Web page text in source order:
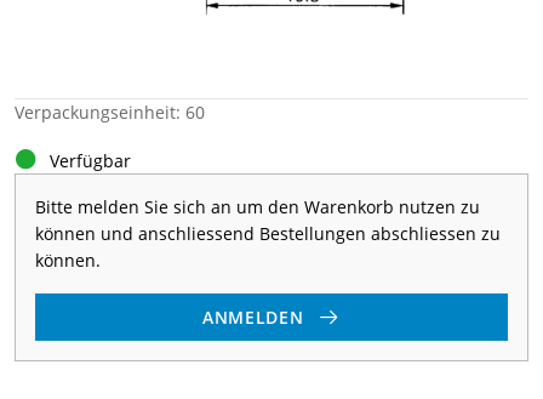
Verpackungseinheit: 60
Verfügbar
Bitte melden Sie sich an um den Warenkorb nutzen zu
können und anschliessend Bestellungen abschliessen zu
können.
ANMELDEN